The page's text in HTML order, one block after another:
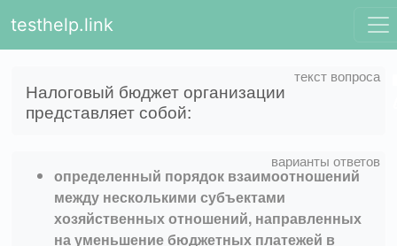
testhelp.link
Налоговый бюджет организации
представляет собой:
определенный порядок взаимоотношений
между несколькими субъектами
хозяйственных отношений, направленных
на уменьшение бюджетных платежей в